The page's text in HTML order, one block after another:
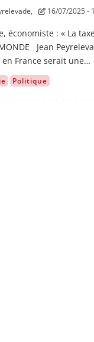
16/07/2025 -
économiste : « La
Jean
France serait une…
Politique